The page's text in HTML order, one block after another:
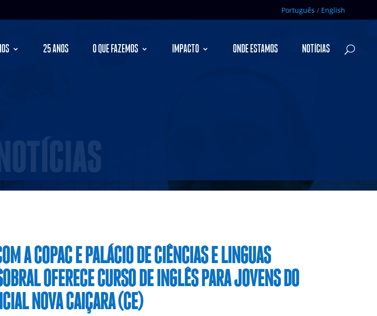
Português / English
25 ANOS O QUE FAZEMOS IMPACTO ONDE ESTAMOS NOTÍCIAS
A COPAC E PALÁCIO DE CIÊNCIAS E LÍNGUAS
OFERECE CURSO DE INGLÊS PARA JOVENS DO
NOVA CAIÇARA (CE)